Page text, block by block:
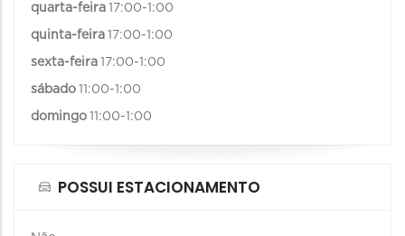
quarta-feira 17:00-1:00
quinta-feira 17:00-1:00
sexta-feira 17:00-1:00
sábado 11:00-1:00
domingo 11:00-1:00
POSSUI ESTACIONAMENTO